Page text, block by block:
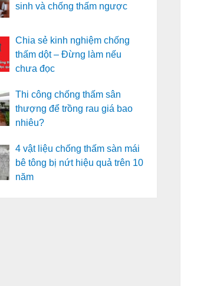
sinh và chống thấm ngược
Chia sẻ kinh nghiệm chống
thấm dột – Đừng làm nếu
chưa đọc
Thi công chống thấm sân
thượng để trồng rau giá bao
nhiêu?
4 vật liệu chống thấm sàn mái
bê tông bị nứt hiệu quả trên 10
năm